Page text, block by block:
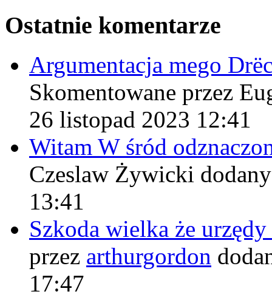
Ostatnie komentarze
Argumentacja mego
Skomentowane przez
26 listopad 2023 12:41
Witam W śród
Czeslaw Żywicki
13:41
Szkoda wielka że
przez arthurgordon
17:47